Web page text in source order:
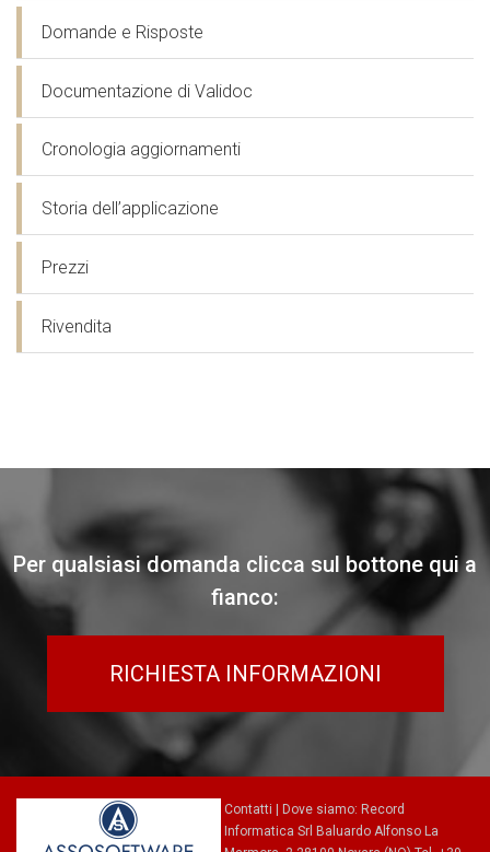
Domande e Risposte
Documentazione di Validoc
Cronologia aggiornamenti
Storia dell’applicazione
Prezzi
Rivendita
Per qualsiasi domanda clicca sul bottone qui a
fianco:
RICHIESTA INFORMAZIONI
Contatti Dove siamo: Record
Informatica Srl Baluardo Alfonso La